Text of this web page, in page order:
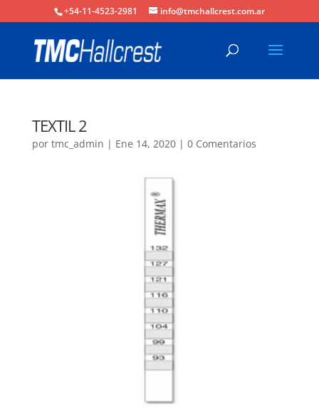
+54-11-4523-2981 info@tmchallcrest.com.ar
TEXTIL 2
por tmc_admin | Ene 14, 2020| 0 Comentarios